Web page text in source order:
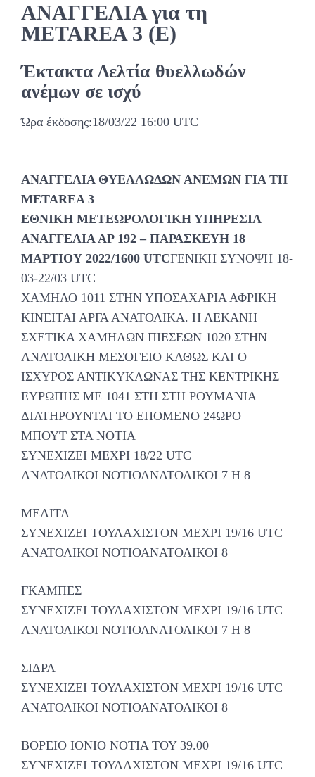
ΑΝΑΓΓΕΛΙΑ για τη
METAREA 3 (E)
Έκτακτα Δελτία θυελλωδών
ανέμων σε ισχύ
Ώρα έκδοσης:18/03/22 16:00 UTC
ΑΝΑΓΓΕΛΙΑ ΘΥΕΛΛΩΔΩΝ ΑΝΕΜΩΝ ΓΙΑ ΤΗ
METAREA 3
ΕΘΝΙΚΗ ΜΕΤΕΩΡΟΛΟΓΙΚΗ ΥΠΗΡΕΣΙΑ
ΑΝΑΓΓΕΛΙΑ ΑΡ 192 – ΠΑΡΑΣΚΕΥΗ 18
ΜΑΡΤΙΟΥ 2022/1600 UTCΓΕΝΙΚΗ ΣΥΝΟΨΗ 18-
03-22/03 UTC
ΧΑΜΗΛΟ 1011 ΣΤΗΝ ΥΠΟΣΑΧΑΡΙΑ ΑΦΡΙΚΗ
ΚΙΝΕΙΤΑΙ ΑΡΓΑ ΑΝΑΤΟΛΙΚΑ. Η ΛΕΚΑΝΗ
ΣΧΕΤΙΚΑ ΧΑΜΗΛΩΝ ΠΙΕΣΕΩΝ 1020 ΣΤΗΝ
ΑΝΑΤΟΛΙΚΗ ΜΕΣΟΓΕΙΟ ΚΑΘΩΣ ΚΑΙ Ο
ΙΣΧΥΡΟΣ ΑΝΤΙΚΥΚΛΩΝΑΣ ΤΗΣ ΚΕΝΤΡΙΚΗΣ
ΕΥΡΩΠΗΣ ΜΕ 1041 ΣΤΗ ΣΤΗ ΡΟΥΜΑΝΙΑ
ΔΙΑΤΗΡΟΥΝΤΑΙ ΤΟ ΕΠΟΜΕΝΟ 24ΩΡΟ
ΜΠΟΥΤ ΣΤΑ ΝΟΤΙΑ
ΣΥΝΕΧΙΖΕΙ ΜΕΧΡΙ 18/22 UTC
ΑΝΑΤΟΛΙΚΟΙ ΝΟΤΙΟΑΝΑΤΟΛΙΚΟΙ 7 Η 8
ΜΕΛΙΤΑ
ΣΥΝΕΧΙΖΕΙ ΤΟΥΛΑΧΙΣΤΟΝ ΜΕΧΡΙ 19/16 UTC
ΑΝΑΤΟΛΙΚΟΙ ΝΟΤΙΟΑΝΑΤΟΛΙΚΟΙ 8
ΓΚΑΜΠΕΣ
ΣΥΝΕΧΙΖΕΙ ΤΟΥΛΑΧΙΣΤΟΝ ΜΕΧΡΙ 19/16 UTC
ΑΝΑΤΟΛΙΚΟΙ ΝΟΤΙΟΑΝΑΤΟΛΙΚΟΙ 7 H 8
ΣΙΔΡΑ
ΣΥΝΕΧΙΖΕΙ ΤΟΥΛΑΧΙΣΤΟΝ ΜΕΧΡΙ 19/16 UTC
ΑΝΑΤΟΛΙΚΟΙ ΝΟΤΙΟΑΝΑΤΟΛΙΚΟΙ 8
ΒΟΡΕΙΟ ΙΟΝΙΟ ΝΟΤΙΑ ΤΟΥ 39.00
ΣΥΝΕΧΙΖΕΙ ΤΟΥΛΑΧΙΣΤΟΝ ΜΕΧΡΙ 19/16 UTC